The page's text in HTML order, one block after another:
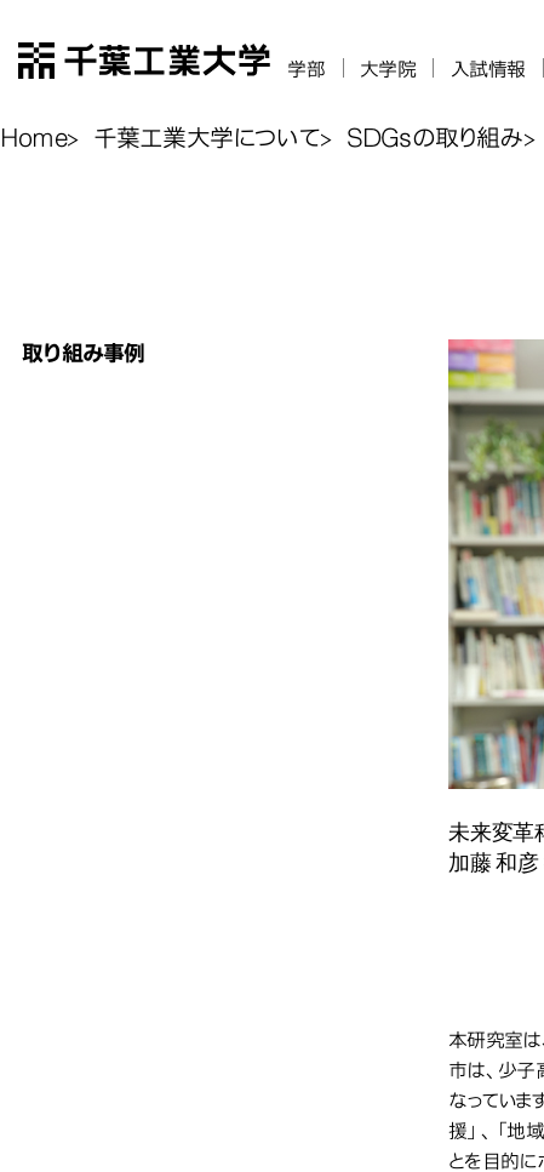
千葉工業大学
学部 大学院 入試情報
Home 千葉工業大学について SDGsの取り組み
る
る
取り組み事例
未来変革
加藤 和
取り
本研究室は
市は、少子
なっていま
援」、「地
とを目的に